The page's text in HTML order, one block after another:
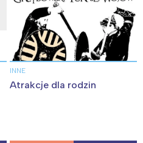
INNE
Atrakcje dla rodzin